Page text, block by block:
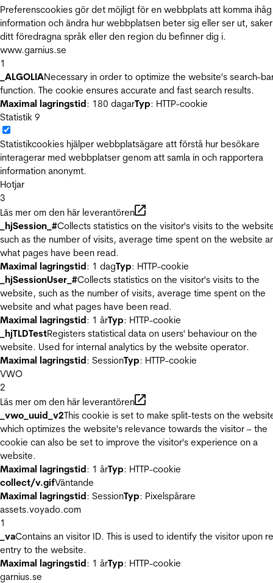
Preferenscookies gör det möjligt för en webbplats att komma ihåg
information och ändra hur webbplatsen beter sig eller ser ut,
ditt föredragna språk eller den region du befinner dig i.
www.garnius.se
1
_ALGOLIANecessary in order to optimize the website's search-
function. The cookie ensures accurate and fast search results.
Maximal lagringstid: 180 dagarTyp: HTTP-cookie
Statistik 9
Statistikcookies hjälper webbplatsägare att förstå hur besökare
interagerar med webbplatser genom att samla in och rapportera
information anonymt.
Hotjar
3
Läs mer om den här leverantören
_hjSession_#Collects statistics on the visitor's visits to the
such as the number of visits, average time spent on the website
what pages have been read.
Maximal lagringstid: 1 dagTyp: HTTP-cookie
_hjSessionUser_#Collects statistics on the visitor's visits to the
website, such as the number of visits, average time spent on the
website and what pages have been read.
Maximal lagringstid: 1 årTyp: HTTP-cookie
_hjTLDTestRegisters statistical data on users' behaviour on the
website. Used for internal analytics by the website operator.
Maximal lagringstid: SessionTyp: HTTP-cookie
VWO
2
Läs mer om den här leverantören
_vwo_uuid_v2This cookie is set to make split-tests on the
which optimizes the website's relevance towards the visitor – the
cookie can also be set to improve the visitor's experience on a
website.
Maximal lagringstid: 1 årTyp: HTTP-cookie
collect/v.gifVäntande
Maximal lagringstid: SessionTyp: Pixelspårare
assets.voyado.com
1
_vaContains an visitor ID. This is used to identify the visitor upon
entry to the website.
Maximal lagringstid: 1 årTyp: HTTP-cookie
garnius.se